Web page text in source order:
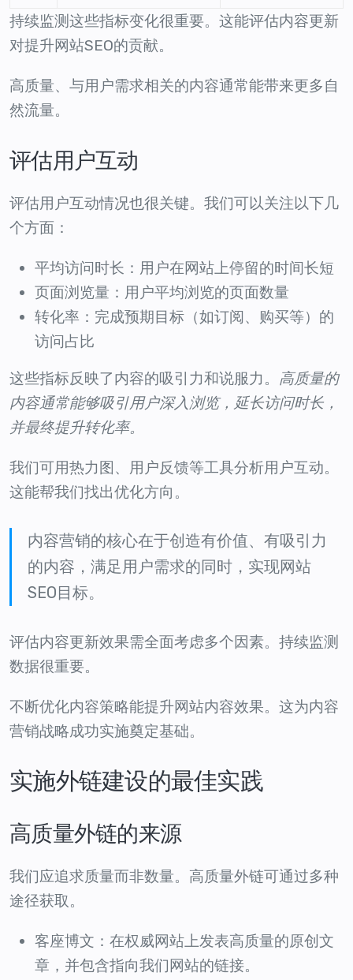
持续监测这些指标变化很重要。这能评估内容更新
对提升网站SEO的贡献。
高质量、与用户需求相关的内容通常能带来更多自
然流量。
评估用户互动
评估用户互动情况也很关键。我们可以关注以下几
个方面：
平均访问时长：用户在网站上停留的时间长短
页面浏览量：用户平均浏览的页面数量
转化率：完成预期目标（如订阅、购买等）的
访问占比
这些指标反映了内容的吸引力和说服力。 高质量的
内容通常能够吸引用户深入浏览，延长访问时长，
并最终提升转化率。
我们可用热力图、用户反馈等工具分析用户互动。
这能帮我们找出优化方向。
内容营销的核心在于创造有价值、有吸引力
的内容，满足用户需求的同时，实现网站
SEO目标。
评估内容更新效果需全面考虑多个因素。持续监测
数据很重要。
不断优化内容策略能提升网站内容效果。这为内容
营销战略成功实施奠定基础。
实施外链建设的最佳实践
高质量外链的来源
我们应追求质量而非数量。高质量外链可通过多种
途径获取。
客座博文：在权威网站上发表高质量的原创文
章，并包含指向我们网站的链接。